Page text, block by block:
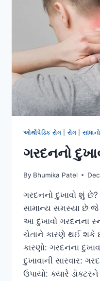
ઓર્થોપેડિક રોગ રોગ
ગરદનનો
By Bhumika Patel
ગરદનનો દુખાવો શું
સામાન્ય સમસ્યા છે
આ દુખાવો ગરદનના
ચેતાને કારણે થઈ શકે
કારણો: ગરદનના
દુખાવાની સારવાર:
ઉપાયો: ક્યારે